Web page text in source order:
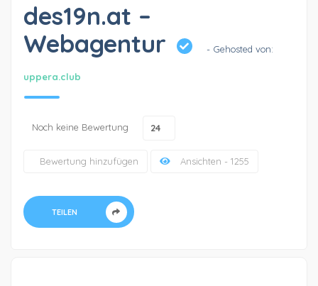
des19n.at –
Webagentur
- Gehosted von:
uppera.club
Noch keine Bewertung 24
Bewertung hinzufügen Ansichten - 1255
TEILEN